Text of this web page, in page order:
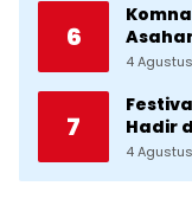
6
4
7
Hadir
4